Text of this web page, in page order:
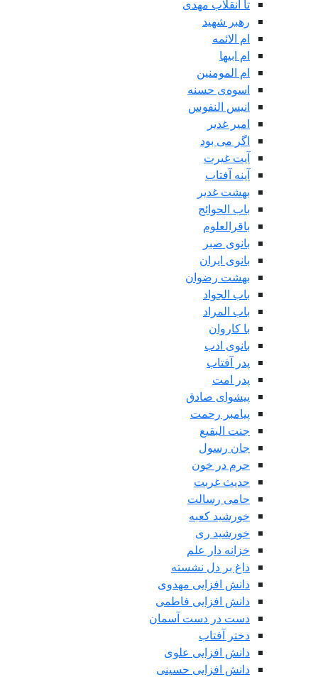
تا انقلاب مهدی
رهبر شهید
ام الائمه
ام ابیها
ام المومنین
اسوه‌ی حسنه
انیس النفوس
امیر غدیر
اگر می بود
آیت غیرت
آینه آفتاب
بهشت غدیر
باب الحوائج
باقرالعلوم
بانوی صبر
بانوی ایران
بهشت رضوان
باب الجواد
باب المراد
با کاروان
بانوی ادب
پدر آفتاب
پدر امت
پیشوای صادق
پیامبر رحمت
جنت البقیع
جان رسول
حرم در خون
حدیث غربت
حامی رسالت
خورشید کعبه
خورشید ری
خزانه دار علم
داغ بر دل نشسته
دانش افزایی مهدوی
دانش افزایی فاطمی
دست در دست آسمان
دختر آفتاب
دانش افزایی علوی
دانش افزایی حسینی